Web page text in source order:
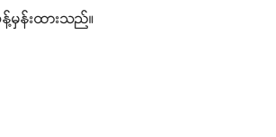
မှန်းထားသည်။